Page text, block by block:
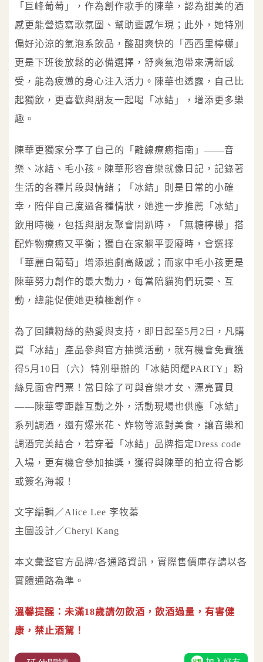
「巨峰葡萄」，作為創作歌手的陳華，認為甜美的酒
感更能營造寫歌氛圍、幫助靈感乍現；此外，她特別
偏好沁涼的氣泡系飲品，酸甜爽快的「西西里檸檬」
更是下班後放鬆的必備選擇，舒爽氣泡帶來清新感
受，能為疲憊的身心注入活力。陳華也透露，自己比
起獨飲，更喜歡與朋友一起喝「冰結」，增添更多樂
趣。
陳華更獨家分享了自己的「離線療癒指南」——音
樂、冰結、毛小孩。陳華形容音樂就像日記，記錄著
生活的各種片段與情緒；「冰結」則是日常的小確
幸，陪伴自己度過各種情狀，她進一步推薦「冰結」
飲用時機，包括與朋友聚會開趴時，「無糖檸檬」搭
配炸物療癒又平衡；獨自在家躺平耍廢時，會選擇
「華麗白葡萄」增添追劇高級感；而家中毛小孩更是
陳華努力創作的最大動力，每當陪貓狗們玩耍、互
動，總能促使她更積極創作。
為了回饋粉絲的熱愛與支持，即日起至5月2日，凡購
買「冰結」產品參與官方抽獎活動，就有機會免費獲
得5月10日（六）特別舉辦的「冰結閃耀PARTY」粉
絲見面會門票！當日除了可與音樂才女、漂亮寶貝
——陳華零距離互動之外，活動現場也供應「冰結」
系列調酒，還有爆米花、炸物等派對美食，讓音樂和
調酒完美結合，若穿著「冰結」品牌指定Dress code
入場，更有機會參加抽獎，獲得與陳華的拍立得合影
或簽名海報！
文字編輯／Alice Lee 李牧蓁
主圖設計／Cheryl Kang
本文彙整官方品牌/各通路資訊，實際售價庫存請以各
實體通路為準。
溫馨提醒：未滿18歲請勿飲酒，飲酒過量，有害健
康，禁止酒駕！